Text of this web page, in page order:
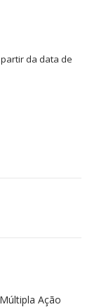
da data de
Ação